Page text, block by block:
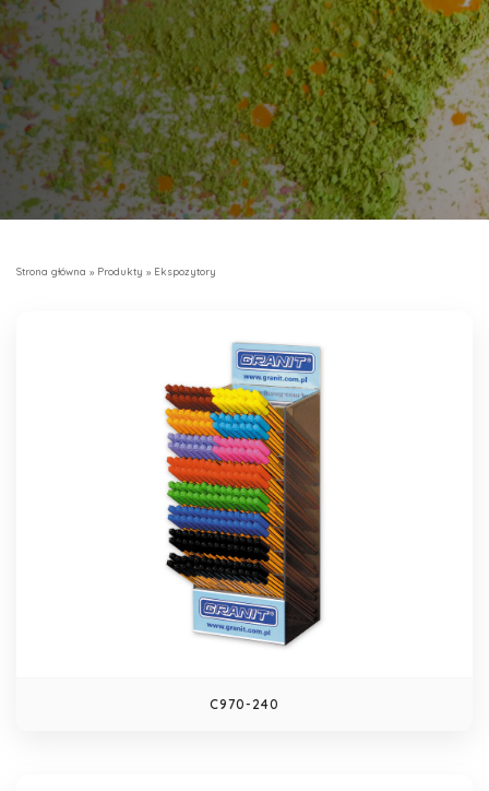
Strona główna » Produkty » Ekspozytory
C970-240